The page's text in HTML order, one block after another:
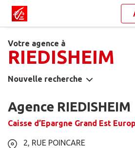
Votre agence à
RIEDISHEIM
Nouvelle recherche
Agence RIEDISHEIM
Caisse d’Epargne Grand Est
2, RUE POINCARE